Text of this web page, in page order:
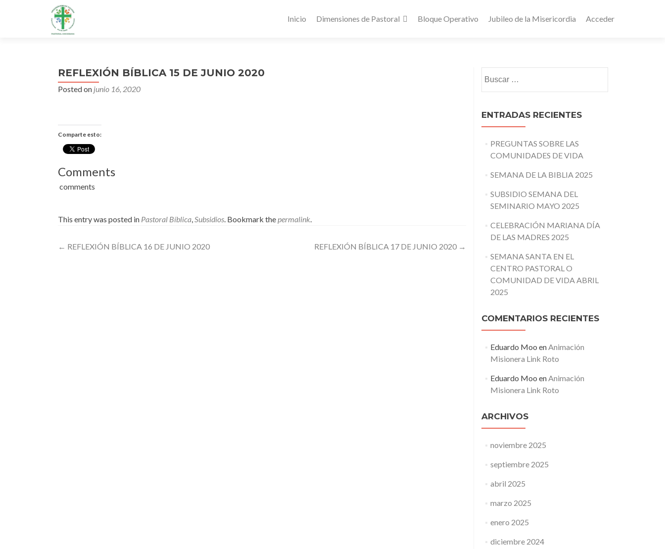
Inicio Dimensiones de Pastoral Bloque Operativo Jubileo de la Misericordia Acceder
REFLEXIÓN BÍBLICA 15 DE JUNIO 2020
Posted on junio 16, 2020
Comparte esto:
Comments
comments
This entry was posted in Pastoral Bíblica,Subsidios. Bookmark thepermalink.
Post
← REFLEXIÓN BÍBLICA 16 DE JUNIO 2020 REFLEXIÓN BÍBLICA 17 DE JUNIO 2020 →
ENTRADAS RECIENTES
PREGUNTAS SOBRE LAS
COMUNIDADES DE VIDA
SEMANA DE LA BIBLIA 2025
SUBSIDIO SEMANA DEL
SEMINARIO MAYO 2025
CELEBRACIÓN MARIANA DÍA
DE LAS MADRES 2025
SEMANA SANTA EN EL
CENTRO PASTORAL O
COMUNIDAD DE VIDA ABRIL
2025
COMENTARIOS RECIENTES
Eduardo Moo enAnimación
Misionera Link Roto
Eduardo Moo enAnimación
Misionera Link Roto
ARCHIVOS
noviembre 2025
septiembre 2025
abril 2025
marzo 2025
enero 2025
diciembre 2024